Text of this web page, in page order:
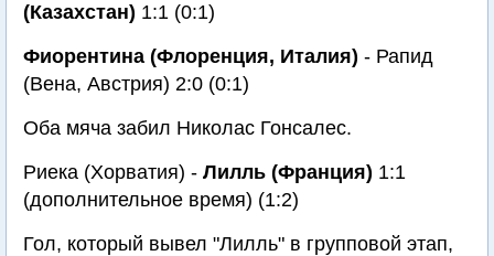
(Казахстан) 1:1 (0:1)
Фиорентина (Флоренция, Италия) - Рапид
(Вена, Австрия) 2:0 (0:1)
Оба мяча забил Николас Гонсалес.
Риека (Хорватия) - Лилль (Франция) 1:1
(дополнительное время) (1:2)
Гол, который вывел "Лилль" в групповой этап,